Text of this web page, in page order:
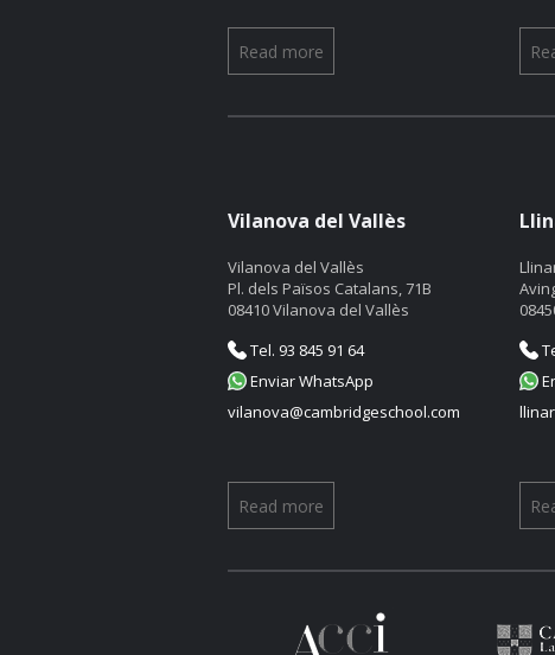
Read more
Vilanova del Vallès
Vilanova del Vallès
Pl. dels Països Catalans, 71B
08410 Vilanova del Vallès
Tel. 93 845 91 64
Enviar WhatsApp
vilanova@cambridgeschool.com
Read more